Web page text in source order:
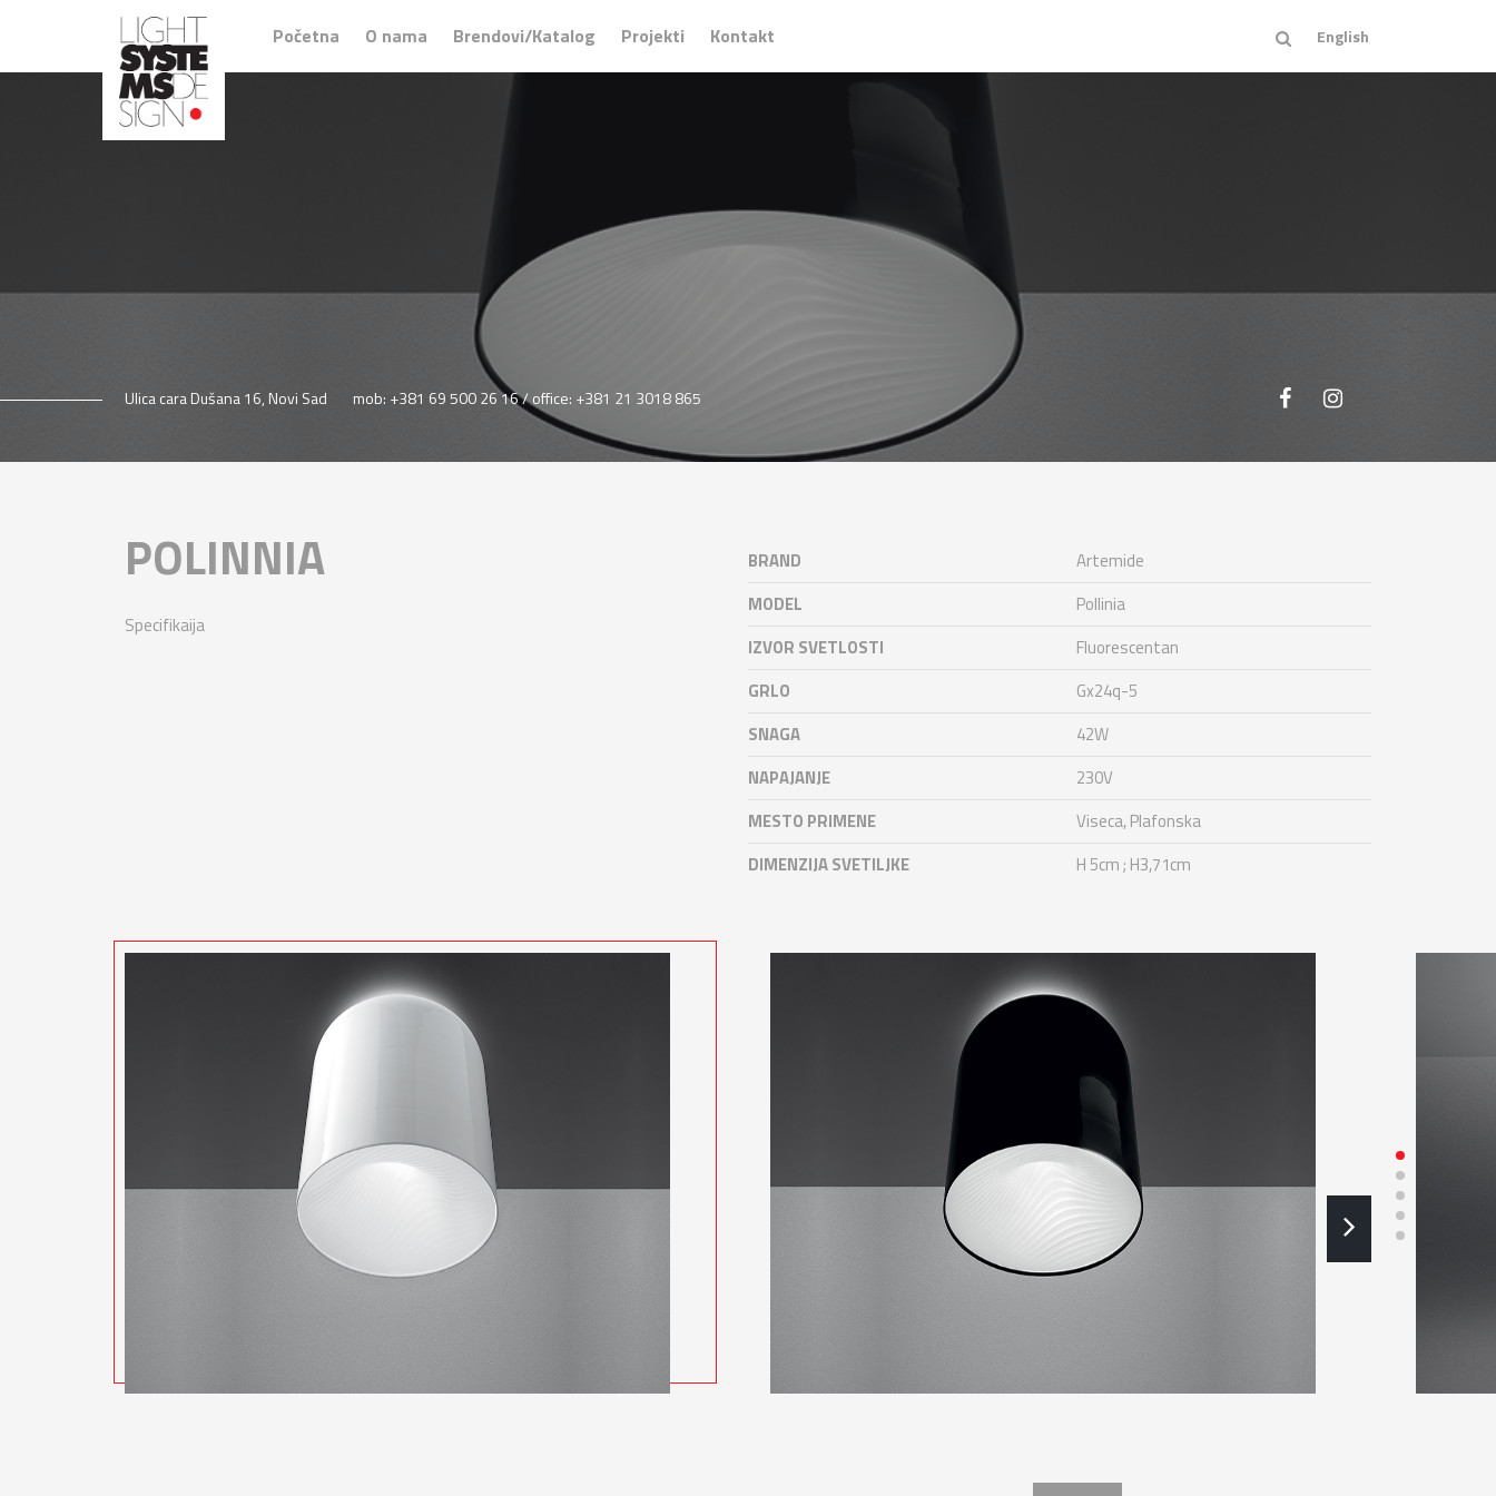
English
Početna O nama Brendovi/Katalog Projekti Kontakt
Ulica cara Dušana 16, Novi Sad mob: +381 69 500 26 16 / office: +381 21 3018 865
POLINNIA
Specifikaija
BRAND
Artemide
MODEL
Pollinia
IZVOR SVETLOSTI
Fluorescentan
GRLO
Gx24q-5
SNAGA
42W
NAPAJANJE
230V
MESTO PRIMENE
Viseca, Plafonska
DIMENZIJA SVETILJKE
H 5cm ; H3,71cm